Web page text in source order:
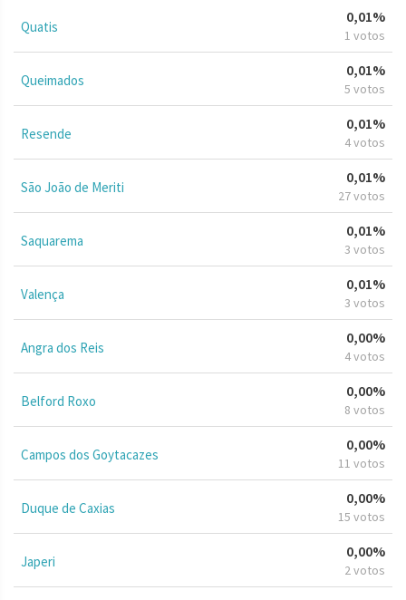
Quatis
0,01%
1 votos
Queimados
0,01%
5 votos
Resende
0,01%
4 votos
São João de Meriti
0,01%
27 votos
Saquarema
0,01%
3 votos
Valença
0,01%
3 votos
Angra dos Reis
0,00%
4 votos
Belford Roxo
0,00%
8 votos
Campos dos Goytacazes
0,00%
11 votos
Duque de Caxias
0,00%
15 votos
Japeri
0,00%
2 votos